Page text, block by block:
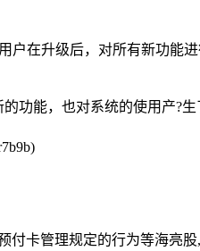
户在升级后，对所有新功
功能，也对系统的使用产?
付卡管理规定的行为等海亮